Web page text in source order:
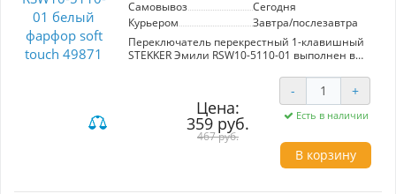
Самовывоз
Сегодня
Курьером
Завтра/послезавтра
Переключатель перекрестный 1-клавишный
STEKKER Эмили RSW10-5110-01 выполнен в
touch, что придает ему стильный и
современный вид. Эта модель из серии Эмили
гармонично вписывается в различные
интерьерные решения благодаря своим
простым, но изысканным линиям. Размер
изделия составляет 71х71х40 мм, а скрытый
тип установки обеспечивает аккуратный
Цена:
359 руб.
467 руб.
- +
Есть в наличии
В корзину